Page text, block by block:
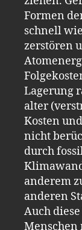
Formen
schnell
zerstören
Lagerung
alter
Kosten
nicht
durch
anderem
anderen
Auch
Menschen